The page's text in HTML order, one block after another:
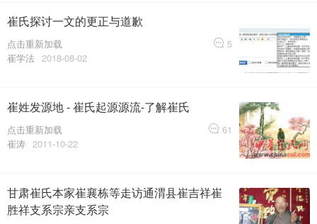
崔氏探讨一文的更正与道歉
5
点击重新加载
崔学法 2018-08-02
崔姓发源地 - 崔氏起源源流-了解崔氏
61
点击重新加载
崔涛 2011-10-22
甘肃崔氏本家崔襄栋等走访通渭县崔吉祥崔
胜祥支系宗亲支系宗